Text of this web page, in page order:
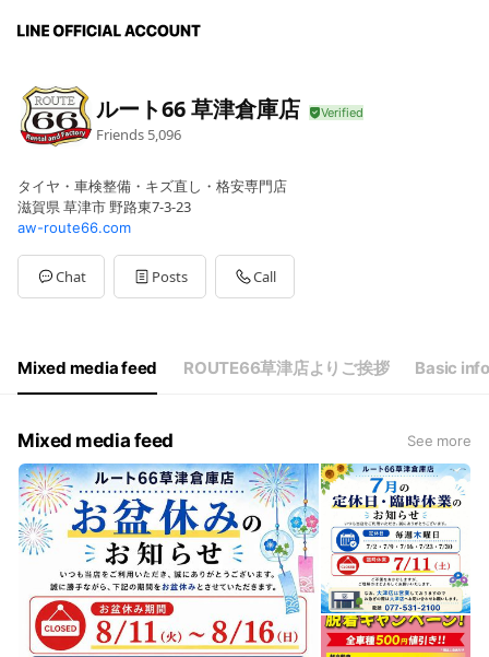
ルート66 草津倉庫店
Friends 5,096
タイヤ・車検整備・キズ直し・格安専門店
滋賀県 草津市 野路東7-3-23
aw-route66.com
Chat Posts Call
Mixed media feed ROUTE66草津店よりご挨拶 Basic info
Mixed media feed See more